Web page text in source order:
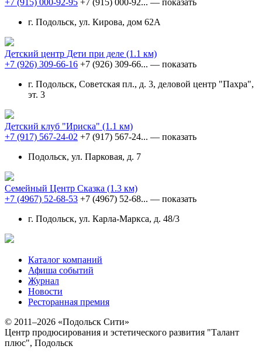
г. Подольск, ул. Кирова, дом 62А
Детский центр Дети при деле (1.1 км)
+7 (926) 309-66-16 +7 (926) 309-66... — показать
г. Подольск, Советская пл., д. 3, деловой центр "Пахра",
эт. 3
Детский клуб "Ириска" (1.1 км)
+7 (917) 567-24-02 +7 (917) 567-24... — показать
Подольск, ул. Парковая, д. 7
Семейный Центр Сказка (1.3 км)
+7 (4967) 52-68-53 +7 (4967) 52-68... — показать
г. Подольск, ул. Карла-Маркса, д. 48/3
Каталог компаний
Афиша событий
Журнал
Новости
Ресторанная премия
© 2011–2026 «Подольск Сити»
Центр продюсирования и эстетического развития "Талант
плюс", Подольск